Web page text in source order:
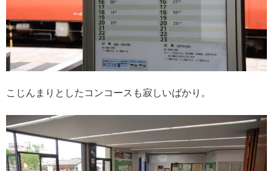
こじんまりとしたコンコースも寂しいばかり。